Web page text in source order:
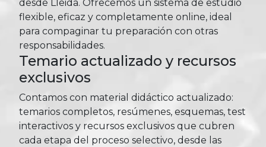
desde Lleida. Ofrecemos un sistema de estudio
flexible, eficaz y completamente online, ideal
para compaginar tu preparación con otras
responsabilidades.
Temario actualizado y recursos
exclusivos
Contamos con material didáctico actualizado:
temarios completos, resúmenes, esquemas, test
interactivos y recursos exclusivos que cubren
cada etapa del proceso selectivo, desde las